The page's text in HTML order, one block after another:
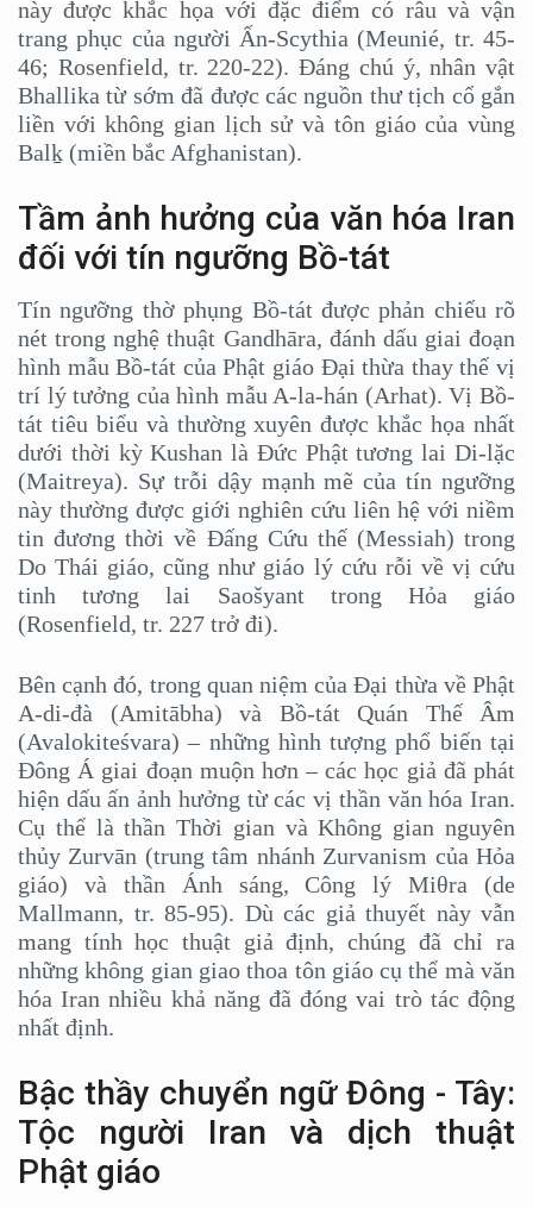
này được khắc họa với đặc điểm có râu và vận
trang phục của người Ấn-Scythia (Meunié, tr. 45-
46; Rosenfield, tr. 220-22). Đáng chú ý, nhân vật
Bhallika từ sớm đã được các nguồn thư tịch cổ gắn
liền với không gian lịch sử và tôn giáo của vùng
Balḵ (miền bắc Afghanistan).
Tầm ảnh hưởng của văn hóa Iran
đối với tín ngưỡng Bồ-tát
Tín ngưỡng thờ phụng Bồ-tát được phản chiếu rõ
nét trong nghệ thuật Gandhāra, đánh dấu giai đoạn
hình mẫu Bồ-tát của Phật giáo Đại thừa thay thế vị
trí lý tưởng của hình mẫu A-la-hán (Arhat). Vị Bồ-
tát tiêu biểu và thường xuyên được khắc họa nhất
dưới thời kỳ Kushan là Đức Phật tương lai Di-lặc
(Maitreya). Sự trỗi dậy mạnh mẽ của tín ngưỡng
này thường được giới nghiên cứu liên hệ với niềm
tin đương thời về Đấng Cứu thế (Messiah) trong
Do Thái giáo, cũng như giáo lý cứu rỗi về vị cứu
tinh tương lai Saošyant trong Hỏa giáo
(Rosenfield, tr. 227 trở đi).
Bên cạnh đó, trong quan niệm của Đại thừa về Phật
A-di-đà (Amitābha) và Bồ-tát Quán Thế Âm
(Avalokiteśvara) – những hình tượng phổ biến tại
Đông Á giai đoạn muộn hơn – các học giả đã phát
hiện dấu ấn ảnh hưởng từ các vị thần văn hóa Iran.
Cụ thể là thần Thời gian và Không gian nguyên
thủy Zurvān (trung tâm nhánh Zurvanism của Hỏa
giáo) và thần Ánh sáng, Công lý Miθra (de
Mallmann, tr. 85-95). Dù các giả thuyết này vẫn
mang tính học thuật giả định, chúng đã chỉ ra
những không gian giao thoa tôn giáo cụ thể mà văn
hóa Iran nhiều khả năng đã đóng vai trò tác động
nhất định.
Bậc thầy chuyển ngữ Đông - Tây:
Tộc người Iran và dịch thuật
Phật giáo